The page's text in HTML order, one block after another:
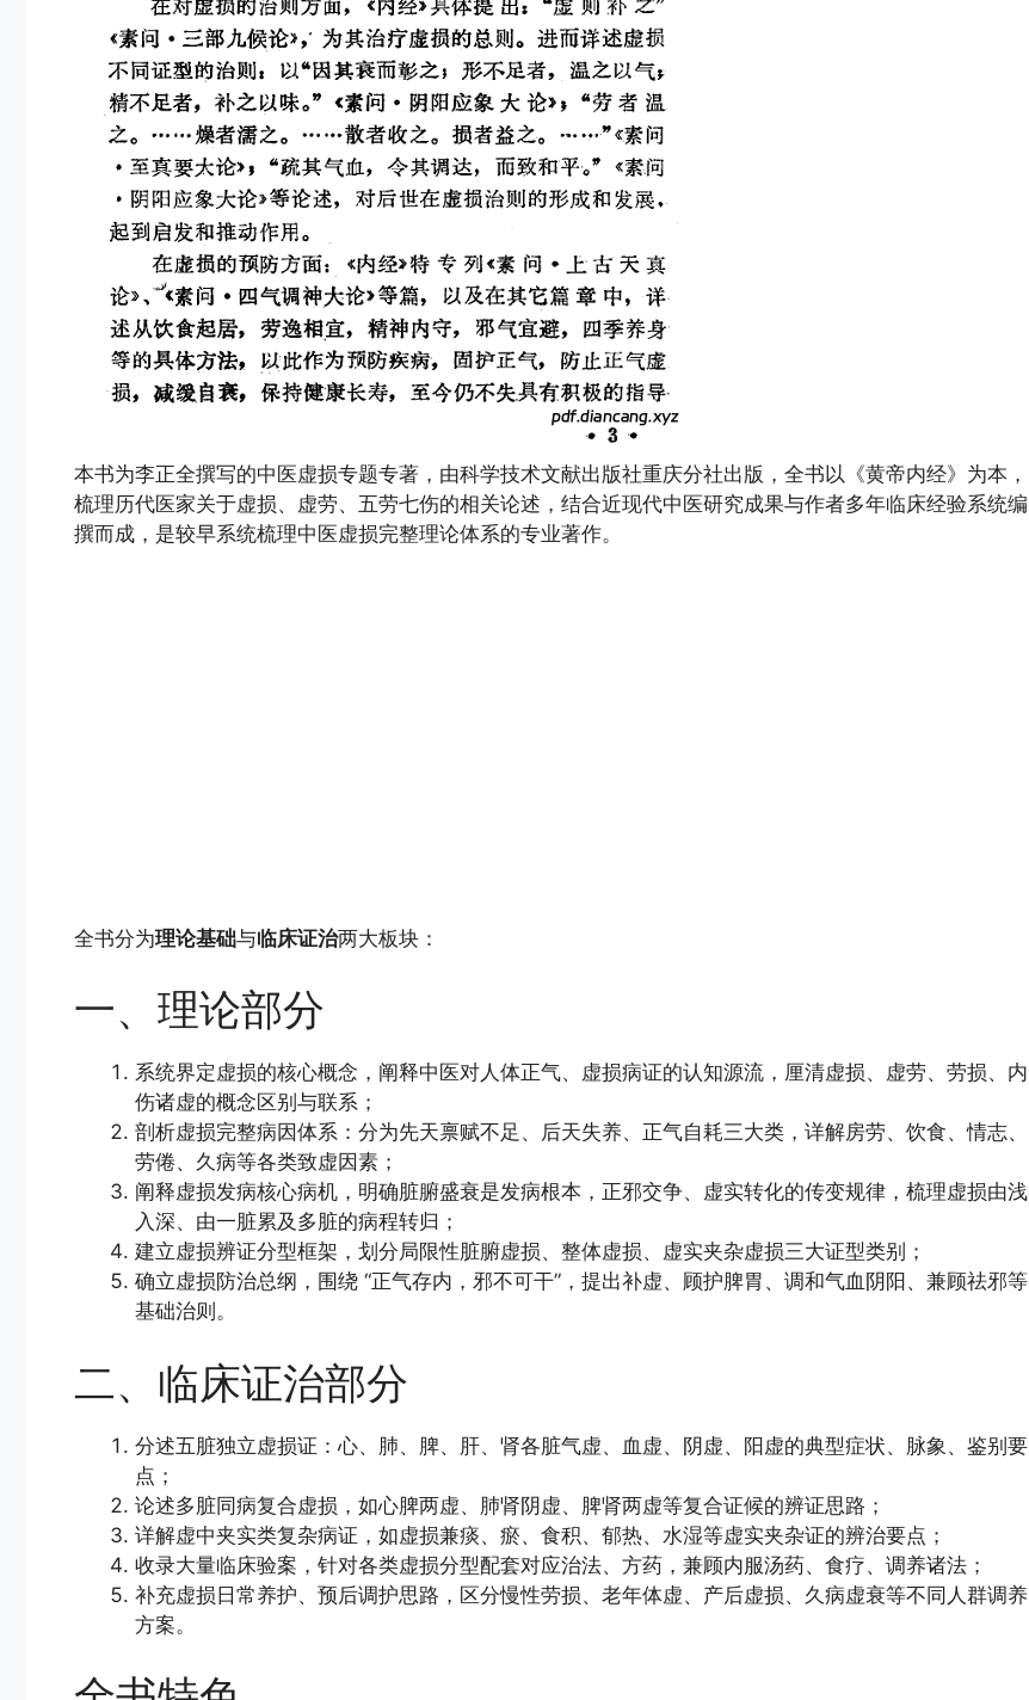
本书为李正全撰写的中医虚损专题专著，由科学技术文献出版社重庆分社出版，全书以《黄帝内经》为本，
梳理历代医家关于虚损、虚劳、五劳七伤的相关论述，结合近现代中医研究成果与作者多年临床经验系统编
撰而成，是较早系统梳理中医虚损完整理论体系的专业著作。
全书分为理论基础与临床证治两大板块：
一、理论部分
系统界定虚损的核心概念，阐释中医对人体正气、虚损病证的认知源流，厘清虚损、虚劳、劳损、内
伤诸虚的概念区别与联系；
剖析虚损完整病因体系：分为先天禀赋不足、后天失养、正气自耗三大类，详解房劳、饮食、情志、
劳倦、久病等各类致虚因素；
阐释虚损发病核心病机，明确脏腑盛衰是发病根本，正邪交争、虚实转化的传变规律，梳理虚损由浅
入深、由一脏累及多脏的病程转归；
建立虚损辨证分型框架，划分局限性脏腑虚损、整体虚损、虚实夹杂虚损三大证型类别；
确立虚损防治总纲，围绕 “正气存内，邪不可干”，提出补虚、顾护脾胃、调和气血阴阳、兼顾祛邪等
基础治则。
二、临床证治部分
分述五脏独立虚损证：心、肺、脾、肝、肾各脏气虚、血虚、阴虚、阳虚的典型症状、脉象、鉴别要
点；
论述多脏同病复合虚损，如心脾两虚、肺肾阴虚、脾肾两虚等复合证候的辨证思路；
详解虚中夹实类复杂病证，如虚损兼痰、瘀、食积、郁热、水湿等虚实夹杂证的辨治要点；
收录大量临床验案，针对各类虚损分型配套对应治法、方药，兼顾内服汤药、食疗、调养诸法；
补充虚损日常养护、预后调护思路，区分慢性劳损、老年体虚、产后虚损、久病虚衰等不同人群调养
方案。